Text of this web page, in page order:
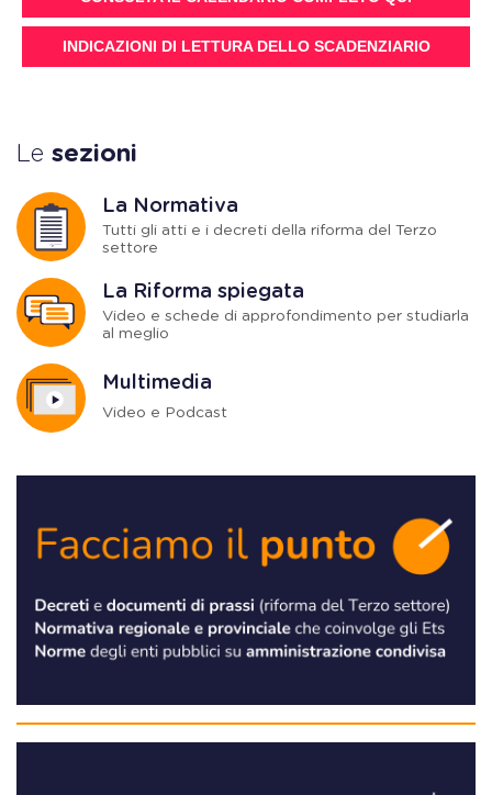
INDICAZIONI DI LETTURA DELLO SCADENZIARIO
Le sezioni
La Normativa
Tutti gli atti e i decreti della riforma del Terzo
settore
La Riforma spiegata
Video e schede di approfondimento per studiarla
al meglio
Multimedia
Video e Podcast